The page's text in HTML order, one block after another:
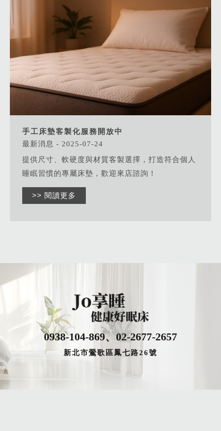
手工床墊客製化服務開放中
最新消息 - 2025-07-24
提供尺寸、軟硬度與材質客製選擇，打造符合個人
睡眠習慣的專屬床墊，歡迎來店諮詢！
>> 閱讀更多
0938-104-869、02-2677-2657
新北市鶯歌區鳳七路26號